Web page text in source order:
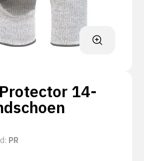
14-
PR